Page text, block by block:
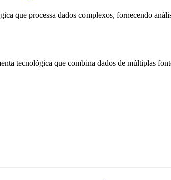
que processa dados complexos, fornecendo
tecnológica que combina dados de múltiplas